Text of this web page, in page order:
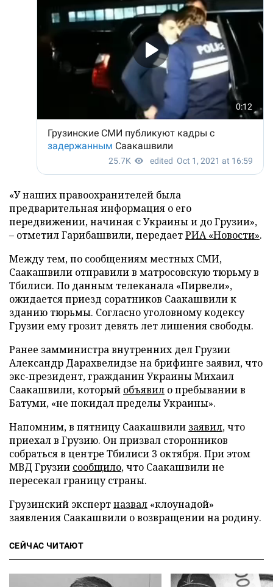
«У наших правоохранителей была
предварительная информация о его
передвижении, начиная с Украины и до Грузии»,
– отметил Гарибашвили, передаетРИА «Новости».
Между тем, по сообщениям местных СМИ,
Саакашвили отправили в матросовскую тюрьму в
Тбилиси. По данным телеканала «Пирвели»,
ожидается приезд соратников Саакашвили к
зданию тюрьмы. Согласно уголовному кодексу
Грузии ему грозит девять лет лишения свободы.
Ранее замминистра внутренних дел Грузии
Александр Дарахвелидзе на брифинге заявил, что
экс-президент, гражданин Украины Михаил
Саакашвили, который объявил о пребывании в
Батуми, «не покидал пределы Украины».
Напомним, в пятницу Саакашвили заявил, что
приехал в Грузию. Он призвал сторонников
собраться в центре Тбилиси 3 октября. При этом
МВД Грузии сообщило, что Саакашвили не
пересекал границу страны.
Грузинский экспертназвал «клоунадой»
заявления Саакашвили о возвращении на родину.
СЕЙЧАС ЧИТАЮТ